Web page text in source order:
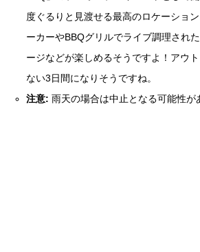
度ぐるりと見渡せる最高のロケーショ
ーカーやBBQグリルでライブ調理され
ージなどが楽しめるそうですよ！アウ
ない3日間になりそうですね。
注意: 雨天の場合は中止となる可能性が